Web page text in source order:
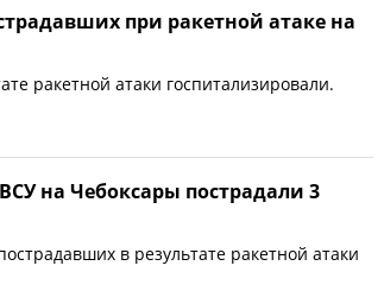
при ракетной атаке на
ракетной атаки госпитализировали.
на Чебоксары пострадали 3
в результате ракетной атаки